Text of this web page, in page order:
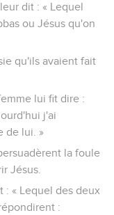
dit : « Lequel
ou Jésus qu'on
qu'ils avaient fait
lui fit dire :
j'ai
de lui. »
la foule
Jésus.
: « Lequel des deux
: